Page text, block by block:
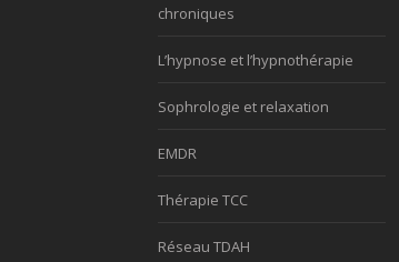
chroniques
L’hypnose et l’hypnothérapie
Sophrologie et relaxation
EMDR
Thérapie TCC
Réseau TDAH